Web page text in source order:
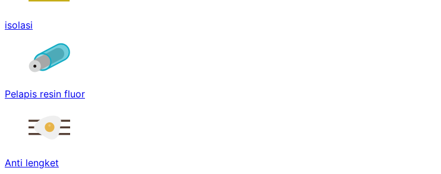
isolasi
Pelapis resin fluor
Anti lengket